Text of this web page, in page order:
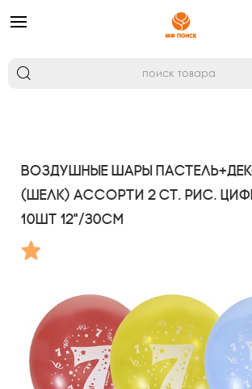
Воздушные шары
(шелк) ассорти 2 ст. рис.
10шт 12"/30см